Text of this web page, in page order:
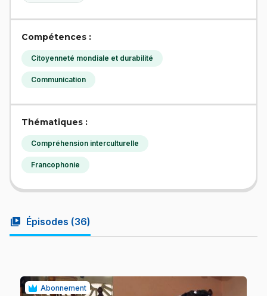
Compétences :
Citoyenneté mondiale et durabilité
Communication
Thématiques :
Compréhension interculturelle
Francophonie
video_library Épisodes (36)
Abonnement